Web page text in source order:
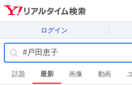
ログイン
話題 最新 画像 動画